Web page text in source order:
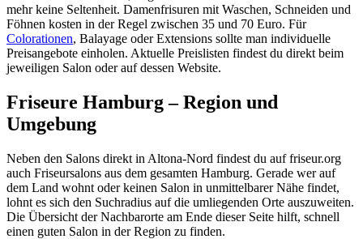
mehr keine Seltenheit. Damenfrisuren mit Waschen, Schneiden und
Föhnen kosten in der Regel zwischen 35 und 70 Euro. Für
Colorationen, Balayage oder Extensions sollte man individuelle
Preisangebote einholen. Aktuelle Preislisten findest du direkt beim
jeweiligen Salon oder auf dessen Website.
Friseure Hamburg – Region und
Umgebung
Neben den Salons direkt in Altona-Nord findest du auf friseur.org
auch Friseursalons aus dem gesamten Hamburg. Gerade wer auf
dem Land wohnt oder keinen Salon in unmittelbarer Nähe findet,
lohnt es sich den Suchradius auf die umliegenden Orte auszuweiten.
Die Übersicht der Nachbarorte am Ende dieser Seite hilft, schnell
einen guten Salon in der Region zu finden.